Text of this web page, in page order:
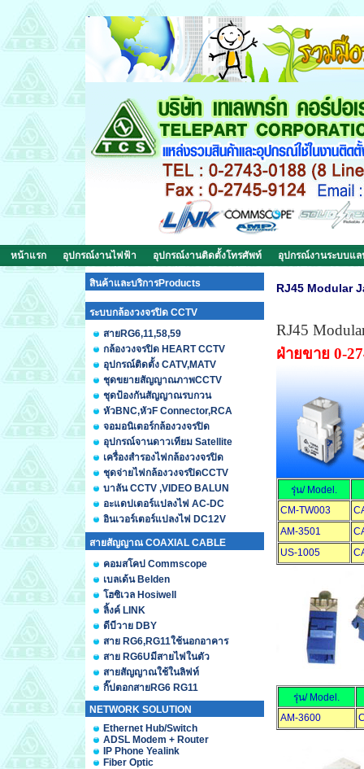
หน้าแรก อุปกรณ์งานไฟฟ้า อุปกรณ์งานติดตั้งโทรศัพท์ อุปกรณ์งานระบบแล
สินค้าและบริการProducts
ระบบกล้องวงจรปิด CCTV
สายRG6,11,58,59
กล้องวงจรปิด HEART CCTV
อุปกรณ์ติดตั้ง CATV,MATV
ชุดขยายสัญญาณภาพCCTV
ชุดป้องกันสัญญาณรบกวน
หัวBNC,หัวF Connector,RCA
จอมอนิเตอร์กล้องวงจรปิด
อุปกรณ์จานดาวเทียม Satellite
เครื่องสำรองไฟกล้องวงจรปิด
ชุดจ่ายไฟกล้องวงจรปิดCCTV
บาลัน CCTV ,VIDEO BALUN
อะแดปเตอร์แปลงไฟ AC-DC
อินเวอร์เตอร์แปลงไฟ DC12V
สายสัญญาณ COAXIAL CABLE
คอมสโคป Commscope
เบลเด้น Belden
โฮซิเวล Hosiwell
ลิ้งค์ LINK
ดีบีวาย DBY
สาย RG6,RG11ใช้นอกอาคาร
สาย RG6Uมีสายไฟในตัว
สายสัญญาณใช้ในลิฟท์
กิ๊ปตอกสายRG6 RG11
NETWORK SOLUTION
Ethernet Hub/Switch
ADSL Modem + Router
IP Phone Yealink
Fiber Optic
RJ45 Modular
RJ45
ฝ่ายขาย 0-
รุ่น/ Model.
CM-TW003
AM-3501
US-1005
รุ่น/ Model.
AM-3600